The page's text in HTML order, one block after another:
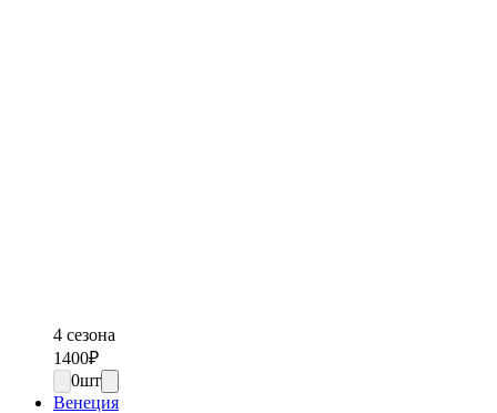
4 сезона
1400₽
0шт
Венеция